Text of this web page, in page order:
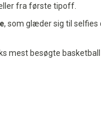
fra første tipoff.
, som glæder sig til selfies
mest besøgte basketball